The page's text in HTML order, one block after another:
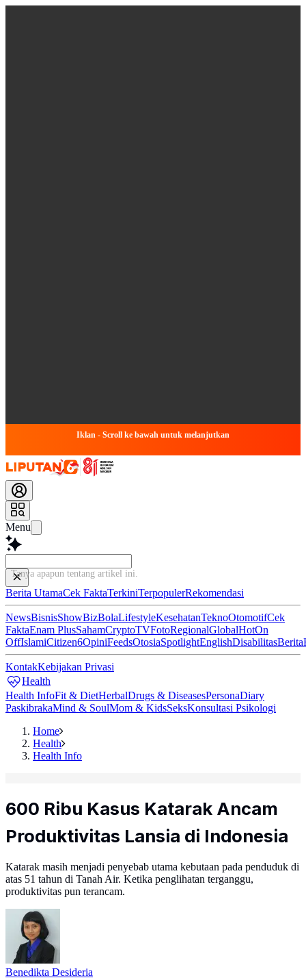
Iklan - Scroll ke bawah untuk melanjutkan
Menu
Tanya apapun tentang artikel ini...
Berita UtamaCek FaktaTerkiniTerpopulerRekomendasi
NewsBisnisShowBizBolaLifestyleKesehatanTeknoOtomotifCek
FaktaEnam PlusSahamCryptoTVFotoRegionalGlobalHotOn
OffIslamiCitizen6OpiniFeedsOtosiaSpotlightEnglishDisabilitasBerita
KontakKebijakan Privasi
Health
Health InfoFit & DietHerbalDrugs & DiseasesPersonaDiary
PaskibrakaMind & SoulMom & KidsSeksKonsultasi Psikologi
Home
Health
Health Info
600 Ribu Kasus Katarak Ancam
Produktivitas Lansia di Indonesia
Katarak masih menjadi penyebab utama kebutaan pada penduduk di
atas 51 tahun di Tanah Air. Ketika penglihatan terganggu,
produktivitas pun terancam.
Benedikta Desideria